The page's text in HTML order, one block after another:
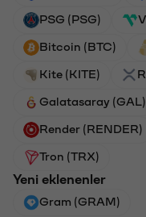
PSG (PSG)
Bitcoin (BTC)
Kite (KITE)
Galatasaray (GAL)
Render (RENDER)
Tron (TRX)
Yeni eklenenler
Gram (GRAM)